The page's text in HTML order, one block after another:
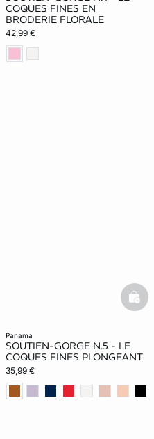
COQUES FINES EN
BRODERIE FLORALE
42,99 €
panama
SOUTIEN-GORGE N.5 - LE
COQUES FINES PLONGEANT
35,99 €